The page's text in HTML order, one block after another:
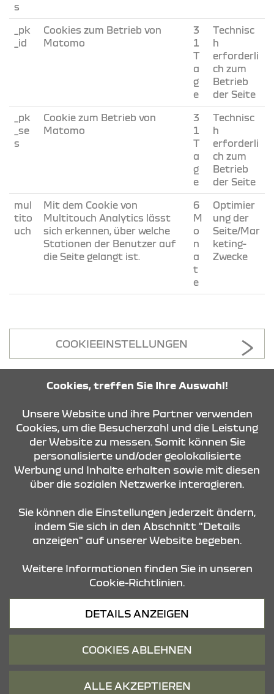
s
_pk
_id
Cookies zum Betrieb von
Matomo
3
1
T
a
g
e
Technisc
h
erforderli
ch zum
Betrieb
der Seite
_pk
_se
s
Cookie zum Betrieb von
Matomo
3
1
T
a
g
e
Technisc
h
erforderli
ch zum
Betrieb
der Seite
mul
tito
uch
Mit dem Cookie von
Multitouch Analytics lässt
sich erkennen, über welche
Stationen der Benutzer auf
die Seite gelangt ist.
6
M
o
n
a
t
e
Optimier
ung der
Seite/Mar
keting-
Zwecke
COOKIEEINSTELLUNGEN
KONTAKT & ANFAHRT
ÖFFNUNGSZEITEN
STANDORTE
Datenschutz
© 2026 Dacia
Cookies, treffen Sie Ihre Auswahl!
Unsere Website und ihre Partner verwenden
Cookies, um die Besucherzahl und die Leistung
der Website zu messen. Somit können Sie
personalisierte und/oder geolokalisierte
Werbung und Inhalte erhalten sowie mit diesen
über die sozialen Netzwerke interagieren.
Sie können die Einstellungen jederzeit ändern,
indem Sie sich in den Abschnitt "Details
anzeigen" auf unserer Website begeben.
Weitere Informationen finden Sie in unseren
Cookie-Richtlinien.
DETAILS ANZEIGEN
COOKIES ABLEHNEN
ALLE AKZEPTIEREN